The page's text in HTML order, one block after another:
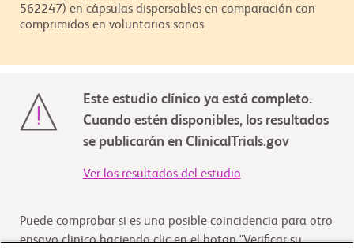
562247) en cápsulas dispersables en comparación con
comprimidos en voluntarios sanos
Este estudio clínico ya está completo.
Cuando estén disponibles, los resultados
se publicarán en ClinicalTrials.gov
Ver los resultados del estudio
Puede comprobar si es una posible coincidencia para otro
ensayo clinico haciendo clic en el boton "Verificar su